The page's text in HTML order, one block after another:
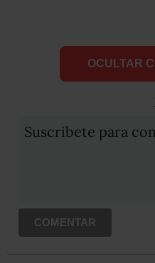
OCULTAR
Suscribete para
COMENTAR